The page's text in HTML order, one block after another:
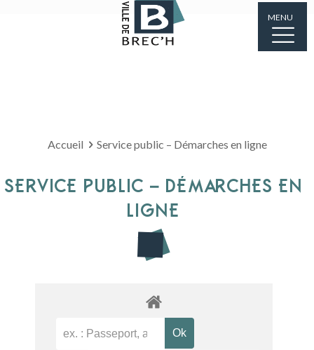
MENU
Accueil Service public – Démarches en ligne
SERVICE PUBLIC – DÉMARCHES EN
LIGNE